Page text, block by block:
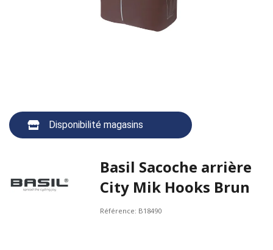
Disponibilité magasins
Basil Sacoche arrière
City Mik Hooks Brun
Référence: B18490